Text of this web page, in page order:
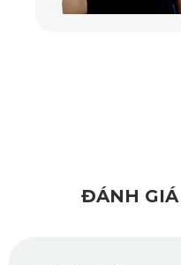
những vị trí khó tiếp cận
ĐÁNH GIÁ